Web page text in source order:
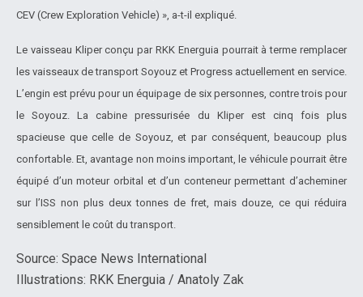
CEV (Crew Exploration Vehicle) », a-t-il expliqué.
Le vaisseau Kliper conçu par RKK Energuia pourrait à terme remplacer
les vaisseaux de transport Soyouz et Progress actuellement en service.
L’engin est prévu pour un équipage de six personnes, contre trois pour
le Soyouz. La cabine pressurisée du Kliper est cinq fois plus
spacieuse que celle de Soyouz, et par conséquent, beaucoup plus
confortable. Et, avantage non moins important, le véhicule pourrait être
équipé d’un moteur orbital et d’un conteneur permettant d’acheminer
sur l’ISS non plus deux tonnes de fret, mais douze, ce qui réduira
sensiblement le coût du transport.
Source: Space News International
Illustrations: RKK Energuia / Anatoly Zak